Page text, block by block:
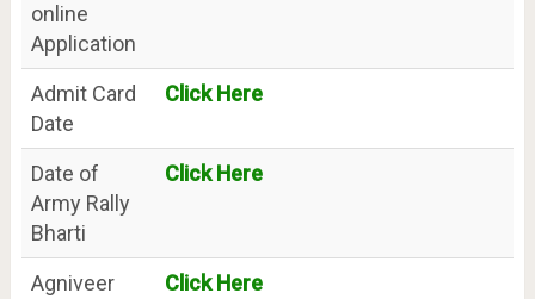
online
Application
Admit Card
Date
Click Here
Date of
Army Rally
Bharti
Click Here
Agniveer
Click Here